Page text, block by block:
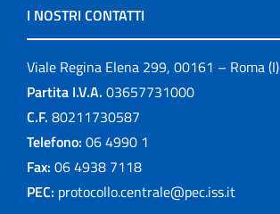
I NOSTRI CONTATTI
Viale Regina Elena 299, 00161 – Roma (I)
Partita I.V.A. 03657731000
C.F. 80211730587
Telefono: 06 4990 1
Fax: 06 4938 7118
PEC: protocollo.centrale@pec.iss.it